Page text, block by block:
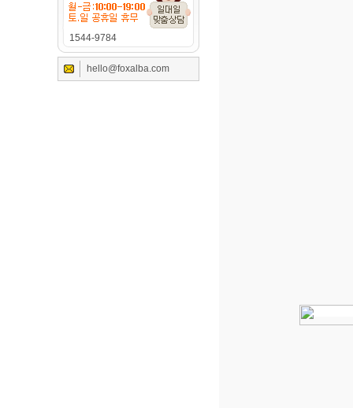
1544-9784
hello@foxalba.com